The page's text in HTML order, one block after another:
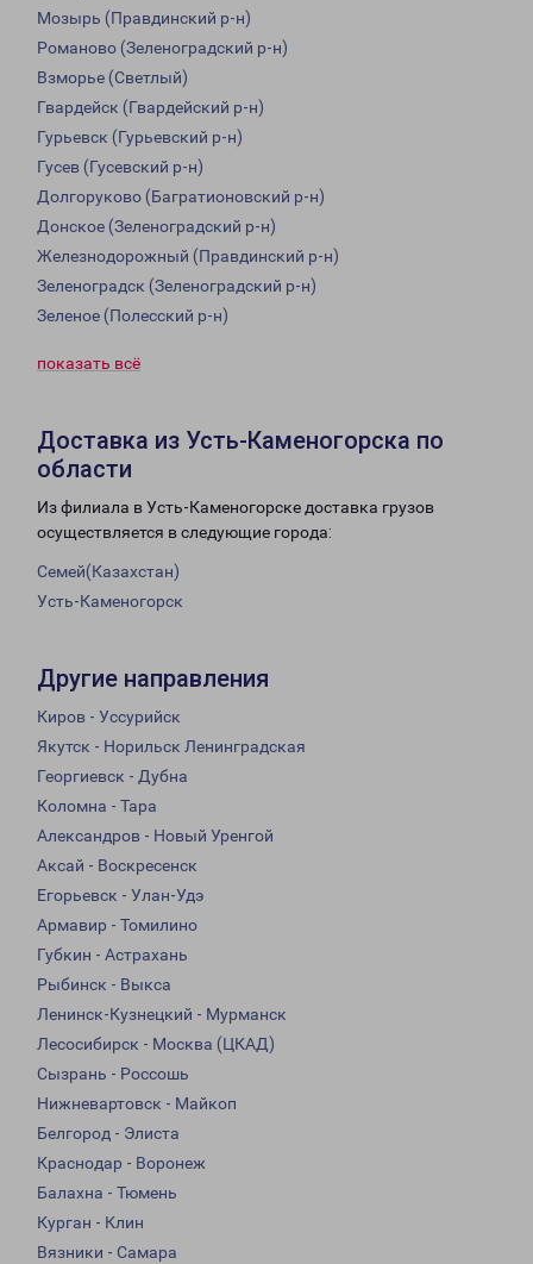
Мозырь (Правдинский р-н)
Романово (Зеленоградский р-н)
Взморье (Светлый)
Гвардейск (Гвардейский р-н)
Гурьевск (Гурьевский р-н)
Гусев (Гусевский р-н)
Долгоруково (Багратионовский р-н)
Донское (Зеленоградский р-н)
Железнодорожный (Правдинский р-н)
Зеленоградск (Зеленоградский р-н)
Зеленое (Полесский р-н)
показать всё
Доставка из Усть-Каменогорска по
области
Из филиала в Усть-Каменогорске доставка грузов
осуществляется в следующие города:
Семей(Казахстан)
Усть-Каменогорск
Другие направления
Киров - Уссурийск
Якутск - Норильск Ленинградская
Георгиевск - Дубна
Коломна - Тара
Александров - Новый Уренгой
Аксай - Воскресенск
Егорьевск - Улан-Удэ
Армавир - Томилино
Губкин - Астрахань
Рыбинск - Выкса
Ленинск-Кузнецкий - Мурманск
Лесосибирск - Москва (ЦКАД)
Сызрань - Россошь
Нижневартовск - Майкоп
Белгород - Элиста
Краснодар - Воронеж
Балахна - Тюмень
Курган - Клин
Вязники - Самара